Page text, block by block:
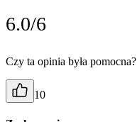
6.0/6
Czy ta opinia była pomocna?
10